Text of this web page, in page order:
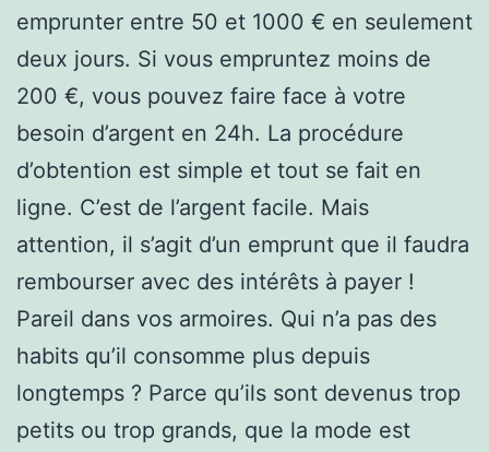
emprunter entre 50 et 1000 € en seulement
deux jours. Si vous empruntez moins de
200 €, vous pouvez faire face à votre
besoin d’argent en 24h. La procédure
d’obtention est simple et tout se fait en
ligne. C’est de l’argent facile. Mais
attention, il s’agit d’un emprunt que il faudra
rembourser avec des intérêts à payer !
Pareil dans vos armoires. Qui n’a pas des
habits qu’il consomme plus depuis
longtemps ? Parce qu’ils sont devenus trop
petits ou trop grands, que la mode est